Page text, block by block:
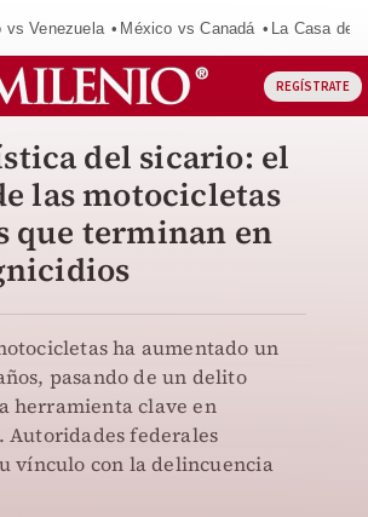
vs Venezuela México vs Canadá La Casa de
REGÍSTRATE
del sicario: el
las motocicletas
que terminan en
ha aumentado un
pasando de un delito
herramienta clave en
Autoridades federales
vínculo con la delincuencia